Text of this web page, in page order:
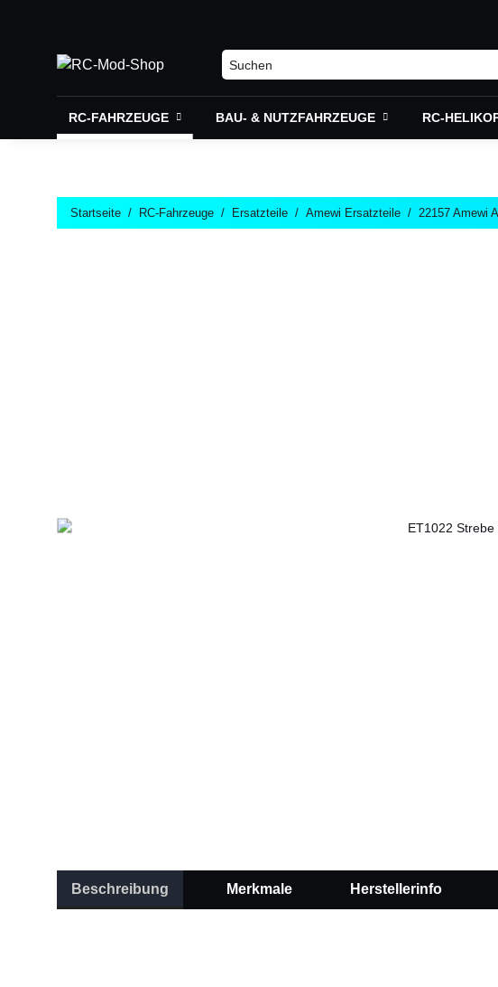
RC-FAHRZEUGE BAU- & NUTZFAHRZEUGE RC-
Startseite RC-Fahrzeuge Ersatzteile Amewi Ersatzteile 22157 Amewi
Beschreibung Merkmale Herstellerinfo